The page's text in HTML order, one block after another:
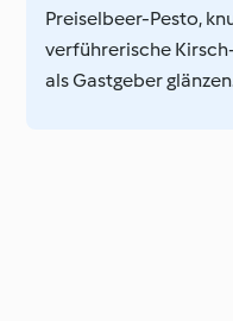
Preiselbeer-Pesto,
verführerische
als Gastgeber